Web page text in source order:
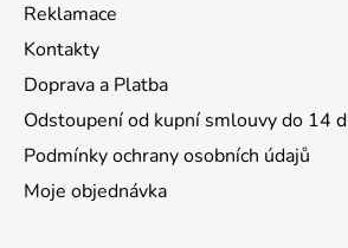
Reklamace
Kontakty
Doprava a Platba
Odstoupení od kupní smlouvy do 14
Podmínky ochrany osobních údajů
Moje objednávka